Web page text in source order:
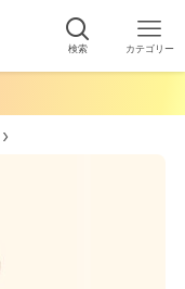
検索 カテゴリー